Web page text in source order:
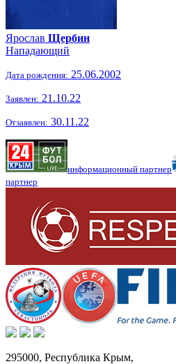
Ярослав Щербин
Нападающий
Дата рождения: 25.06.2002
Заявлен: 21.10.22
Отзаявлен: 30.11.22
информационный партнер
партнер
295000, Республика Крым,